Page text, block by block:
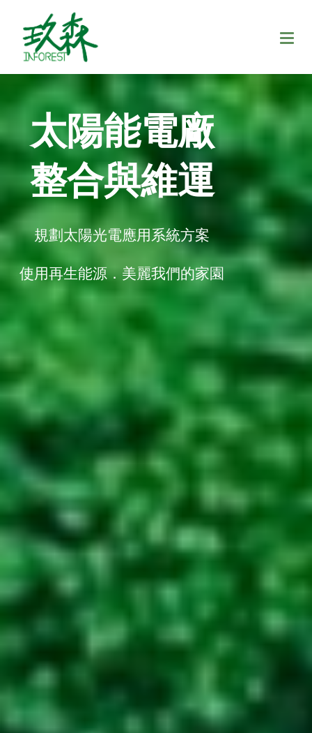
太陽能電廠
整合與維運
規劃太陽光電應用系統方案
使用再生能源．美麗我們的家園